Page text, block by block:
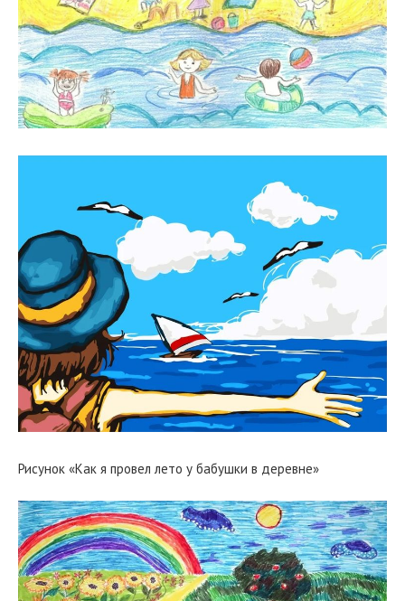
Рисунок «Как я провел лето у бабушки в деревне»